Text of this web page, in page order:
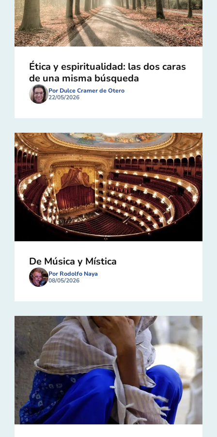
Ética y espiritualidad: las dos caras
de una misma búsqueda
Por Dulce Cramer de Otero
22/05/2026
De Música y Mística
Por Rodolfo Naya
08/05/2026